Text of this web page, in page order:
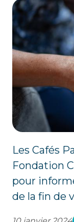
Les Cafés
Fondation
pour
de la fin de